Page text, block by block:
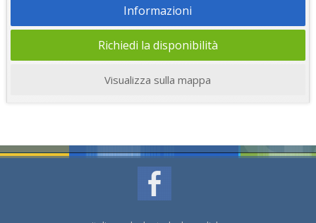
Informazioni
Richiedi la disponibilità
Visualizza sulla mappa